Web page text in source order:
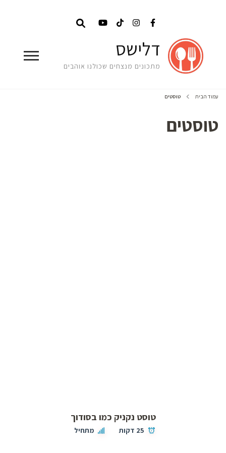
דלישס
מתכונים מנצחים שכולנו אוהבים
עמוד הבית טוסטים
טוסטים
טוסט נקניק כמו בסודוך
25 דקות מתחיל